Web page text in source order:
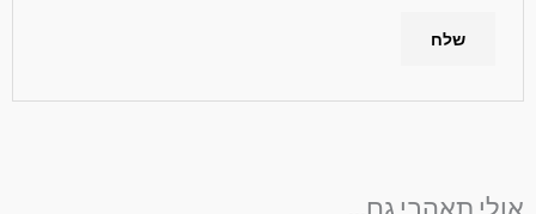
אולי תאהבי גם...